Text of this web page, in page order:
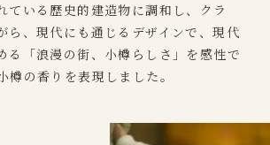
ている歴史的建造物に調和し、クラ
ら、現代にも通じるデザインで、現代
る「浪漫の街、小樽らしさ」を感性で
樽の香りを表現しました。